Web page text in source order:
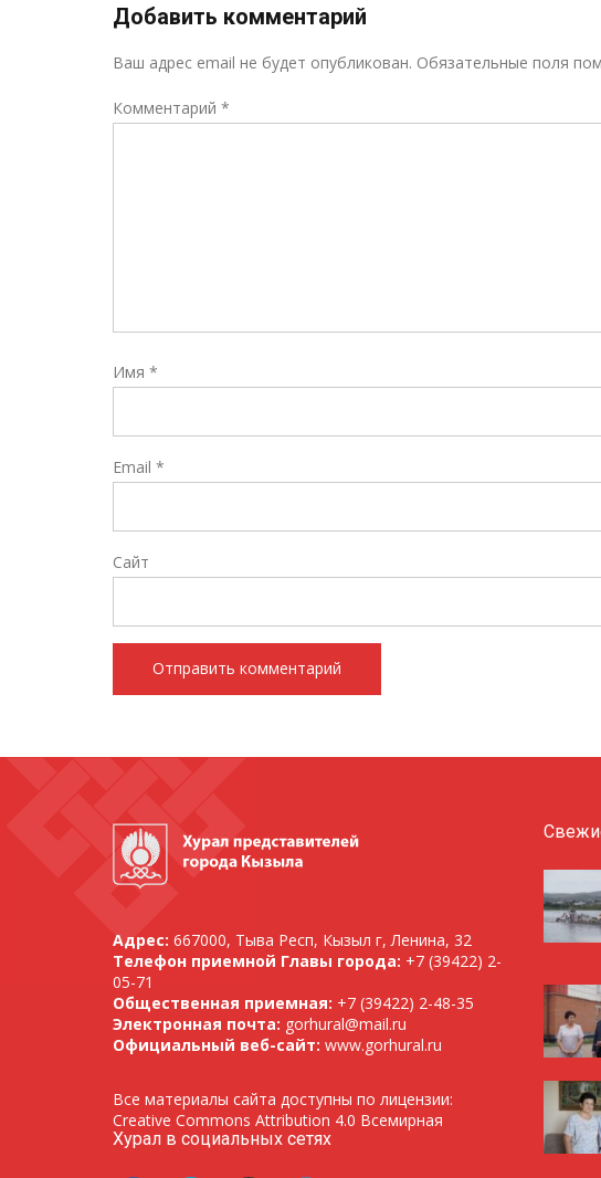
Добавить комментарий
Ваш адрес email не будет опубликован. Обязательные поля
Комментарий *
Имя *
Email *
Сайт
Адрес: 667000, Тыва Респ, Кызыл г, Ленина, 32
Телефон приемной Главы города: +7 (39422) 2-
05-71
Общественная приемная: +7 (39422) 2-48-35
Электронная почта: gorhural@mail.ru
Официальный веб-сайт: www.gorhural.ru
Все материалы сайта доступны по лицензии:
Creative Commons Attribution 4.0 Всемирная
Хурал в социальных сетях